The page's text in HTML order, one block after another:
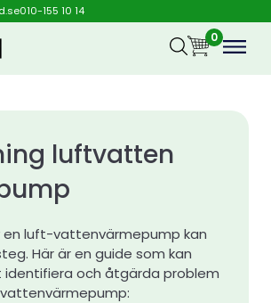
010-155 10 14
0
luftvatten
en luft-vattenvärmepump kan
Här är en guide som kan
och åtgärda problem